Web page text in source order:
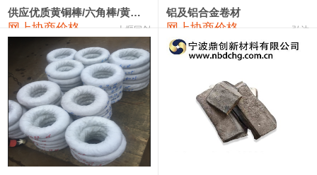
1#电解锰 18,800—19,000 18,900
1#铬 60,000—82,000
2202#硅 14,100—14,300
553#硅 9,200—9,400 9,300
3303#硅 10,300—10,500 10,400
441#硅 9,500—9,700
供应优质黄铜棒/六角棒/黄铜方板
网上协商价格 十堰同创
铝及铝合金卷材
网上协商价格 弘达